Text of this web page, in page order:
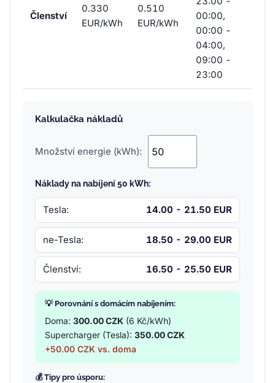
Členství
0.330
EUR/kWh
0.510
EUR/kWh
00:00,
00:00 -
04:00,
09:00 -
23:00
Kalkulačka nákladů
Množství energie (kWh):
Náklady na nabíjení 50 kWh:
Tesla: 14.00 - 21.50 EUR
ne-Tesla: 18.50 - 29.00 EUR
Členství: 16.50 - 25.50 EUR
💡 Porovnání s domácím nabíjením:
Doma: 300.00 CZK (6 Kč/kWh)
Supercharger (Tesla): 350.00 CZK
+50.00 CZK vs. doma
💰 Tipy pro úsporu: